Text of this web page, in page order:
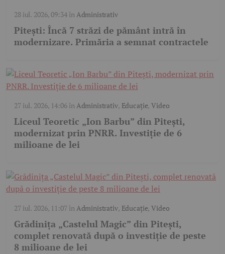
28 iul. 2026, 09:34înAdministrativ
Pitești: Încă 7 străzi de pământ intră în
modernizare. Primăria a semnat contractele
27 iul. 2026, 14:06înAdministrativ, Educație,Video
Liceul Teoretic „Ion Barbu” din Pitești,
modernizat prin PNRR. Investiție de 6
milioane de lei
27 iul. 2026, 11:07înAdministrativ, Educație,Video
Grădinița „Castelul Magic” din Pitești,
complet renovată după o investiție de peste
8 milioane de lei